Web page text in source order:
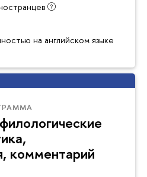
на английском языке
комментарий